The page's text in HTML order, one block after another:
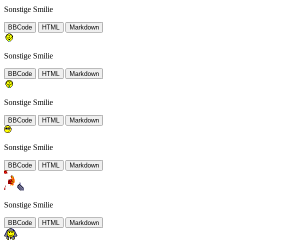
Sonstige Smilie
BBCode HTML Markdown
Sonstige Smilie
BBCode HTML Markdown
Sonstige Smilie
BBCode HTML Markdown
Sonstige Smilie
BBCode HTML Markdown
Sonstige Smilie
BBCode HTML Markdown